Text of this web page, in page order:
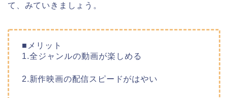
て、みていきましょう。
■メリット
1.全ジャンルの動画が楽しめる
2.新作映画の配信スピードがはやい